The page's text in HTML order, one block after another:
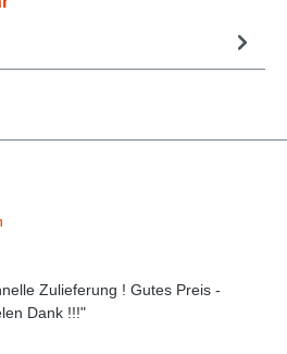
Zulieferung ! Gutes Preis -
Dank !!!"